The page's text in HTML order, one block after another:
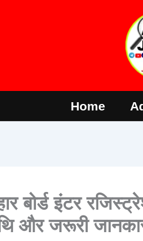
Home
बोर्ड इंटर
और जरूरी